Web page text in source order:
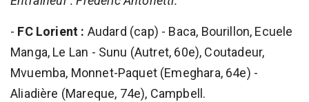
- FC Lorient : Audard (cap) - Baca, Bourillon, Ecuele
Manga, Le Lan - Sunu (Autret, 60e), Coutadeur,
Mvuemba, Monnet-Paquet (Emeghara, 64e) -
Aliadière (Mareque, 74e), Campbell.